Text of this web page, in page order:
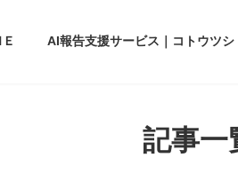
AI報告支援サービス｜コトウツシ
記事一